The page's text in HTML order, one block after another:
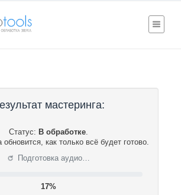
мастеринга:
Статус: В обработке.
как только всё будет готово.
⟳ Подготовка аудио…
17%